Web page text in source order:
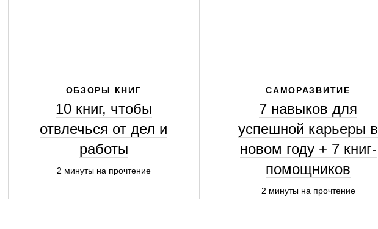
ОБЗОРЫ КНИГ
10 книг, чтобы
отвлечься от дел и
работы
2 минуты на прочтение
САМОРАЗВИТИЕ
7 навыков для
успешной карьеры в
новом году + 7 книг-
помощников
2 минуты на прочтение